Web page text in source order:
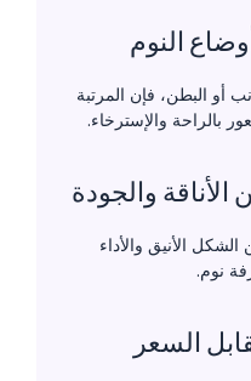
النوم
أو البطن، فإن المرتبة
بالراحة والإسترخاء.
والجودة
الأنيق والأداء
نوم.
السعر